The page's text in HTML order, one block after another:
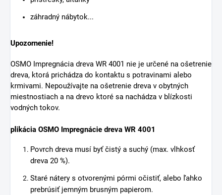
záhradný nábytok...
Upozornenie!
OSMO Impregnácia dreva WR 4001 nie je určené na ošetrenie
dreva, ktorá prichádza do kontaktu s potravinami alebo
krmivami. Nepoužívajte na ošetrenie dreva v obytných
miestnostiach a na drevo ktoré sa nachádza v blízkosti
vodných tokov.
plikácia OSMO Impregnácie dreva WR 4001
Povrch dreva musí byť čistý a suchý (max. vlhkosť
dreva 20 %).
Staré nátery s otvorenými pórmi očistiť, alebo ľahko
prebrúsiť jemným brusným papierom.